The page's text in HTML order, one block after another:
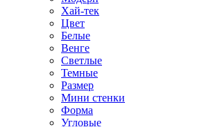
Хай-тек
Цвет
Белые
Венге
Светлые
Темные
Размер
Мини стенки
Форма
Угловые